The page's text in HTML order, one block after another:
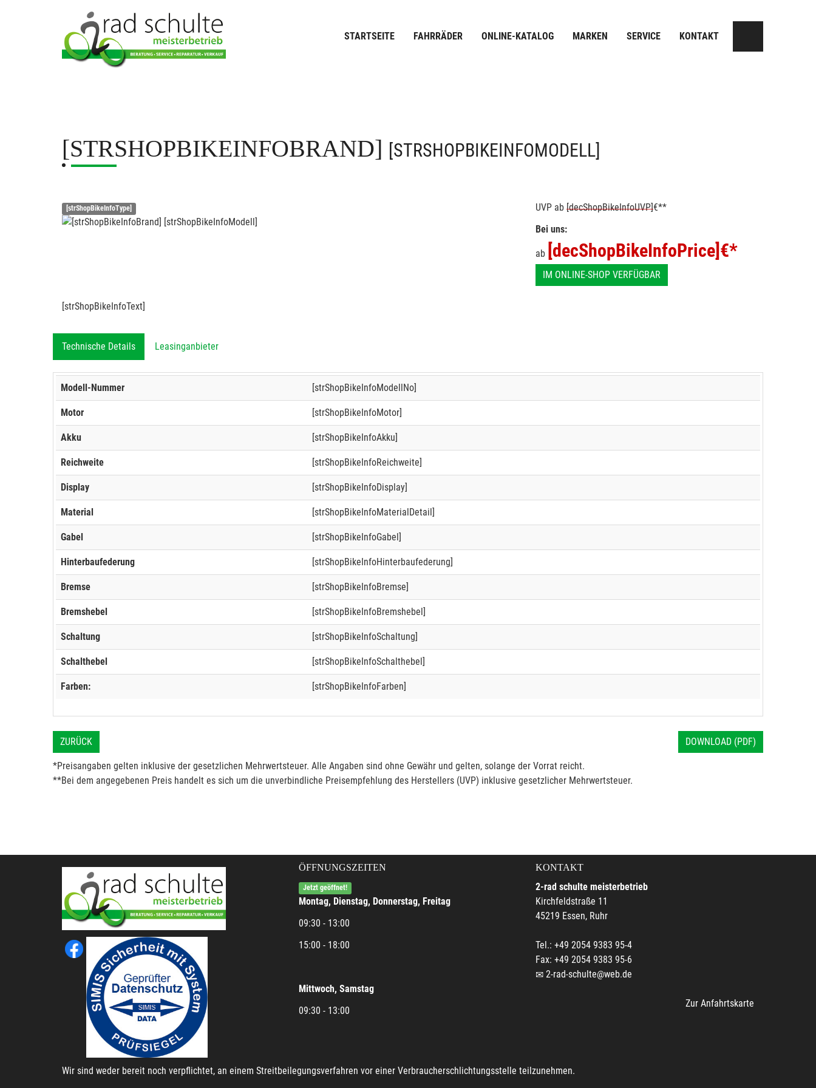
STARTSEITE FAHRRÄDER ONLINE-KATALOG MARKEN SERVICE KONTAKT
[STRSHOPBIKEINFOBRAND] [STRSHOPBIKEINFOMODELL]
[strShopBikeInfoType] UVP ab [decShopBikeInfoUVP]€**
Bei uns:
ab [decShopBikeInfoPrice] €*
IM ONLINE-SHOP VERFÜGBAR
[strShopBikeInfoText]
Technische Details Leasinganbieter
Modell-Nummer [strShopBikeInfoModellNo]
Motor [strShopBikeInfoMotor]
Akku [strShopBikeInfoAkku]
Reichweite [strShopBikeInfoReichweite]
Display [strShopBikeInfoDisplay]
Material [strShopBikeInfoMaterialDetail]
Gabel [strShopBikeInfoGabel]
Hinterbaufederung [strShopBikeInfoHinterbaufederung]
Bremse [strShopBikeInfoBremse]
Bremshebel [strShopBikeInfoBremshebel]
Schaltung [strShopBikeInfoSchaltung]
Schalthebel [strShopBikeInfoSchalthebel]
Farben: [strShopBikeInfoFarben]
ZURÜCK DOWNLOAD (PDF)
*Preisangaben gelten inklusive der gesetzlichen Mehrwertsteuer. Alle Angaben sind ohne Gewähr und gelten, solange der Vorrat reicht.
**Bei dem angegebenen Preis handelt es sich um die unverbindliche Preisempfehlung des Herstellers (UVP) inklusive gesetzlicher Mehrwertsteuer.
ÖFFNUNGSZEITEN
Jetzt geöffnet!
Montag, Dienstag, Donnerstag, Freitag
09:30 - 13:00
15:00 - 18:00
Mittwoch, Samstag
09:30 - 13:00
KONTAKT
2-rad schulte meisterbetrieb
Kirchfeldstraße 11
45219 Essen, Ruhr
Tel.: +49 2054 9383 95-4
Fax: +49 2054 9383 95-6
2-rad-schulte@web.de
Zur Anfahrtskarte
Wir sind weder bereit noch verpflichtet, an einem Streitbeilegungsverfahren vor einer Verbraucherschlichtungsstelle teilzunehmen.